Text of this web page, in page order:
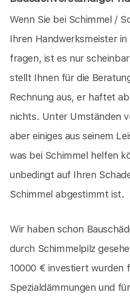
Wenn Sie bei Schimmel /
Ihren Handwerksmeister in
fragen, ist es nur
stellt Ihnen für die
Rechnung aus, er haftet
nichts. Unter Umständen
aber einiges aus seinem
was bei Schimmel helfen
unbedingt auf Ihren
Schimmel abgestimmt ist.
Wir haben schon
durch Schimmelpilz
10000 € investiert wurden
Spezialdämmungen und